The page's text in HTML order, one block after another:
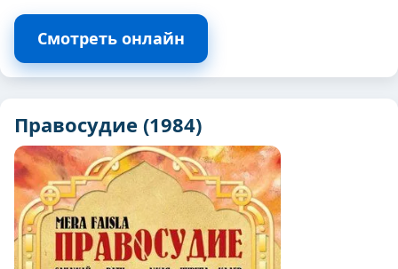
Смотреть онлайн
Правосудие (1984)